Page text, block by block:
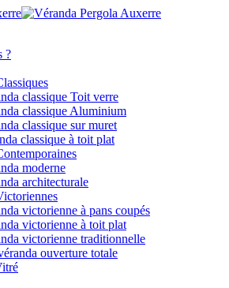
?
classique Toit verre
classique Aluminium
classique sur muret
classique à toit plat
moderne
architecturale
victorienne à pans coupés
victorienne à toit plat
victorienne traditionnelle
ouverture totale